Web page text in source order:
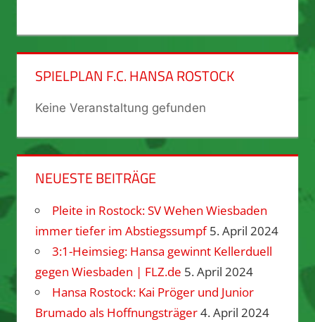
SPIELPLAN F.C. HANSA ROSTOCK
Keine Veranstaltung gefunden
NEUESTE BEITRÄGE
Pleite in Rostock: SV Wehen Wiesbaden
immer tiefer im Abstiegssumpf 5. April 2024
3:1-Heimsieg: Hansa gewinnt Kellerduell
gegen Wiesbaden | FLZ.de 5. April 2024
Hansa Rostock: Kai Pröger und Junior
Brumado als Hoffnungsträger4. April 2024